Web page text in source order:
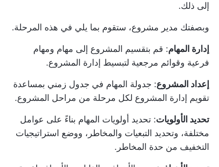
إلى ذلك.
وبصفتك مدير مشروع، ستقوم بما يلي في هذه المرحلة.
إدارة المهام: قم بتقسيم المشروع إلى مهام ومهام
فرعية وقوائم مرجعية لتبسيط إدارة المشروع.
إعداد المشروع: جدولة المهام في جدول زمني بمساعدة
تقويم إدارة المشروع لكل مرحلة من مراحل المشروع.
تحديد الأولويات: تحديد أولويات المهام بناءً على عوامل
مختلفة، وتحديد التبعيات والمخاطر، ووضع استراتيجيات
التخفيف من حدة المخاطر.